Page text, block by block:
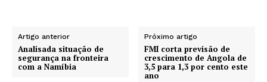
Artigo anterior
Analisada situação de
segurança na fronteira
com a Namíbia
Próximo artigo
FMI corta previsão de
crescimento de Angola de
3,5 para 1,3 por cento este
ano